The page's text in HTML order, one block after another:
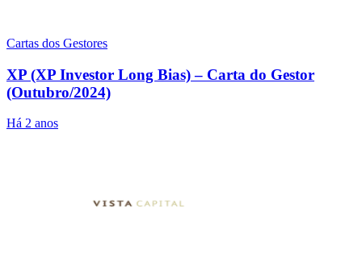
Cartas dos Gestores
XP (XP Investor Long Bias) – Carta do Gestor
(Outubro/2024)
Há 2 anos